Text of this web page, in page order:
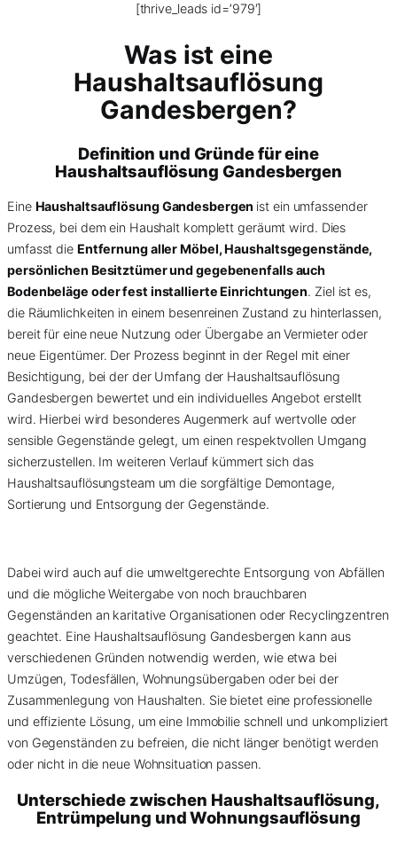
[thrive_leads id=’979′]
Was ist eine
Haushaltsauflösung
Gandesbergen?
Definition und Gründe für eine
Haushaltsauflösung Gandesbergen
Eine Haushaltsauflösung Gandesbergen ist ein umfassender
Prozess, bei dem ein Haushalt komplett geräumt wird. Dies
umfasst die Entfernung aller Möbel, Haushaltsgegenstände,
persönlichen Besitztümer und gegebenenfalls auch
Bodenbeläge oder fest installierte Einrichtungen. Ziel ist es,
die Räumlichkeiten in einem besenreinen Zustand zu hinterlassen,
bereit für eine neue Nutzung oder Übergabe an Vermieter oder
neue Eigentümer. Der Prozess beginnt in der Regel mit einer
Besichtigung, bei der der Umfang der Haushaltsauflösung
Gandesbergen bewertet und ein individuelles Angebot erstellt
wird. Hierbei wird besonderes Augenmerk auf wertvolle oder
sensible Gegenstände gelegt, um einen respektvollen Umgang
sicherzustellen. Im weiteren Verlauf kümmert sich das
Haushaltsauflösungsteam um die sorgfältige Demontage,
Sortierung und Entsorgung der Gegenstände.
Dabei wird auch auf die umweltgerechte Entsorgung von Abfällen
und die mögliche Weitergabe von noch brauchbaren
Gegenständen an karitative Organisationen oder Recyclingzentren
geachtet. Eine Haushaltsauflösung Gandesbergen kann aus
verschiedenen Gründen notwendig werden, wie etwa bei
Umzügen, Todesfällen, Wohnungsübergaben oder bei der
Zusammenlegung von Haushalten. Sie bietet eine professionelle
und effiziente Lösung, um eine Immobilie schnell und unkompliziert
von Gegenständen zu befreien, die nicht länger benötigt werden
oder nicht in die neue Wohnsituation passen.
Unterschiede zwischen Haushaltsauflösung,
Entrümpelung und Wohnungsauflösung